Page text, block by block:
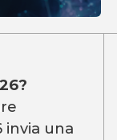
invia una